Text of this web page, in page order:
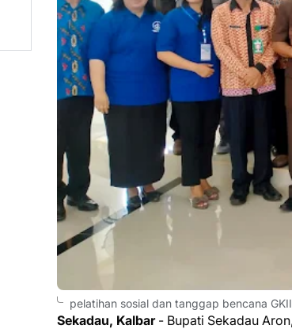
pelatihan sosial dan tanggap bencana
Sekadau, Kalbar- Bupati Sekadau